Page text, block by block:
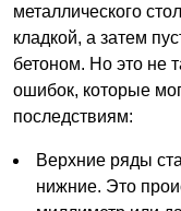
металлического
кладкой, а затем
бетоном. Но это не
ошибок, которые
последствиям:
Верхние ряды
нижние. Это